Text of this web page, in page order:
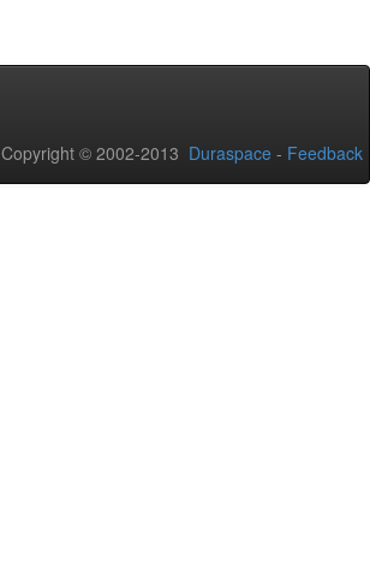
Copyright © 2002-2013 Duraspace - Feedback